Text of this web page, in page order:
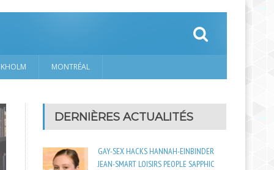
MONTRÉAL
DERNIÈRES ACTUALITÉS
GAY-SEX HACKS HANNAH-EINBINDER
JEAN-SMART LOISIRS PEOPLESAPPHIC